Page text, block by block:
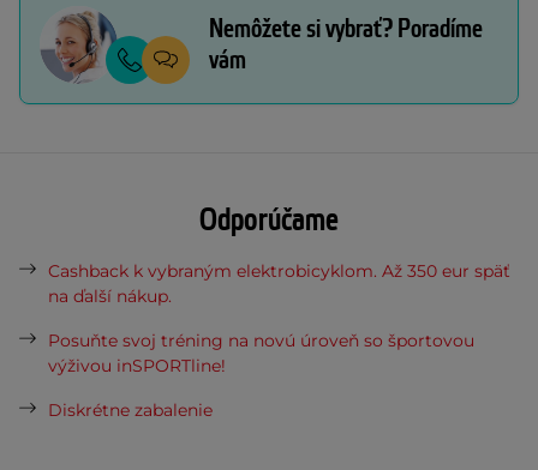
Nemôžete si vybrať? Poradíme
vám
Odporúčame
Cashback k vybraným elektrobicyklom. Až 350 eur späť
na ďalší nákup.
Posuňte svoj tréning na novú úroveň so športovou
výživou inSPORTline!
Diskrétne zabalenie